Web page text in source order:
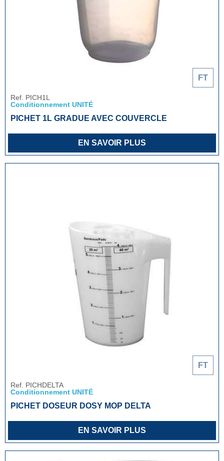
FT
Ref. PICH1L
Conditionnement UNITÉ
PICHET 1L GRADUE AVEC COUVERCLE
EN SAVOIR PLUS
FT
Ref. PICHDELTA
Conditionnement UNITÉ
PICHET DOSEUR DOSY MOP DELTA
EN SAVOIR PLUS